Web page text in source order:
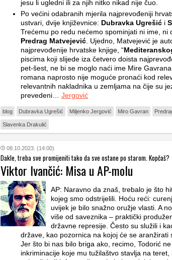
jesu li ugledni ili za njih nitko nikad nije čuo.
Po većini odabranih mjerila najprevođeniji
ustvari, dvije književnice: Dubravka Ugrešić i
Trećemu po redu nećemo spominjati ni ime, ni
Predrag Matvejević . Ujedno, Matvejević je
najprevođenije hrvatske knjige, “
piscima koji slijede iza četvero doista
pet-šest, ne bi se moglo naći ime Mire
romana naprosto nije moguće pronaći kod
relevantnih nakladnika u zemljama na čije su
prevedeni… Jergović
blog Dubravka Ugrešić Miljenko Jergović Miro Gavran
Slavenka Drakulić
08.10.2023. (14:00)
Dakle, treba sve promijeniti tako da sve ostane po starom. Kopčaš?
Viktor Ivančić: Misa u AP-molu
AP: Naravno da znaš, trebalo je što
kojeg smo odstrijelili. Hoću reći:
uvijek je bilo snažno oružje vlasti. A
više od saveznika – praktički
državne represije. Često su služili i
države, kao pozornica na kojoj će se aranžirati
Jer što bi nas bilo briga ako, recimo, Todorić
inkriminacije koje mu tužilaštvo stavlja na teret,